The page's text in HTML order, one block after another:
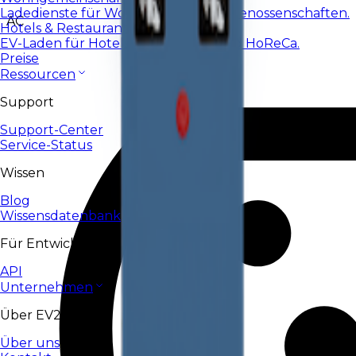
Ladedienste für Wohnanlagen und Genossenschaften.
Hotels & Restaurants
EV-Laden für Hotels, Restaurants und HoReCa.
Preise
Ressourcen
Support
Support-Center
Service-Status
Wissen
Blog
Wissensdatenbank
Für Entwickler
API
Unternehmen
Über EV24
Über uns
AC